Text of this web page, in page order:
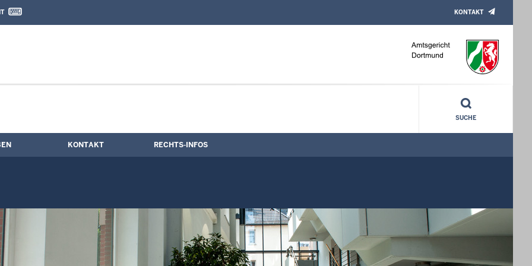
Kontaktformular
KONTAKT
SUCHE
KONTAKT RECHTS-INFOS